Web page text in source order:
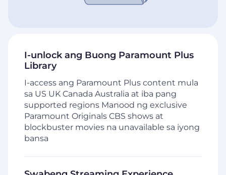
I-unlock ang Buong Paramount Plus
Library
I-access ang Paramount Plus content mula
sa US UK Canada Australia at iba pang
supported regions Manood ng exclusive
Paramount Originals CBS shows at
blockbuster movies na unavailable sa iyong
bansa